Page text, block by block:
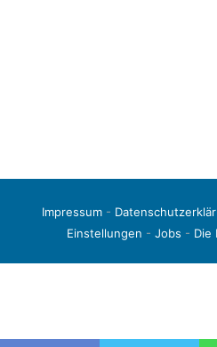
Impressum-
Einstellungen - Jobs - Die